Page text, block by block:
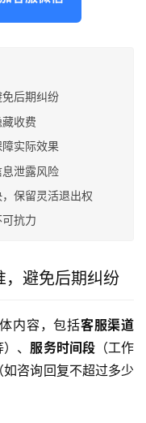
后期纠纷
收费
实际效果
泄露风险
保留灵活退出权
抗力
，避免后期纠纷
内容，包括客服渠道
）、服务时间段（工作
（如咨询回复不超过多少